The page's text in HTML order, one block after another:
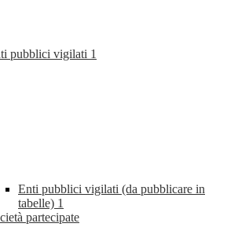
pubblici vigilati 1
Enti pubblici vigilati (da pubblicare in
tabelle) 1
partecipate